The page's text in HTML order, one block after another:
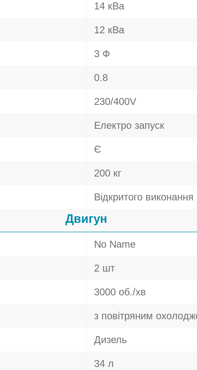
14 кВа
12 кВа
3 Ф
0.8
230/400V
Електро запуск
Є
200 кг
Відкритого виконання
Двигун
No Name
2 шт
3000 об./хв
з повітряним
Дизель
34 л